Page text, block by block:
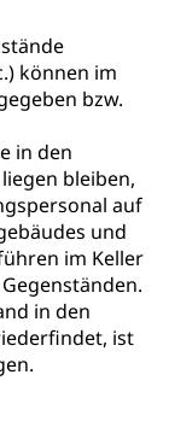
können im
bzw.
in den
bleiben,
auf
und
im Keller
in den
ist
des